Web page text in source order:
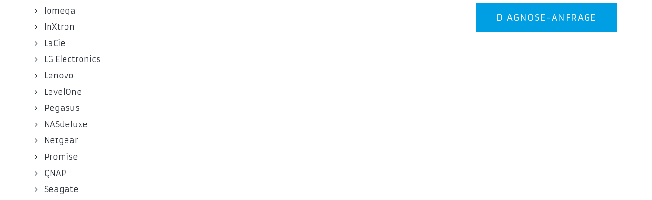
Iomega
InXtron
LaCie
LG Electronics
Lenovo
LevelOne
Pegasus
NASdeluxe
Netgear
Promise
QNAP
Seagate
DIAGNOSE-ANFRAGE